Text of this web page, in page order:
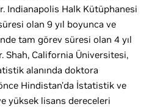
Indianapolis Halk Kütüphanesi
olan 9 yıl boyunca ve
tam görev süresi olan 4 yıl
Shah, California Üniversitesi,
alanında doktora
Hindistan'da İstatistik ve
yüksek lisans dereceleri